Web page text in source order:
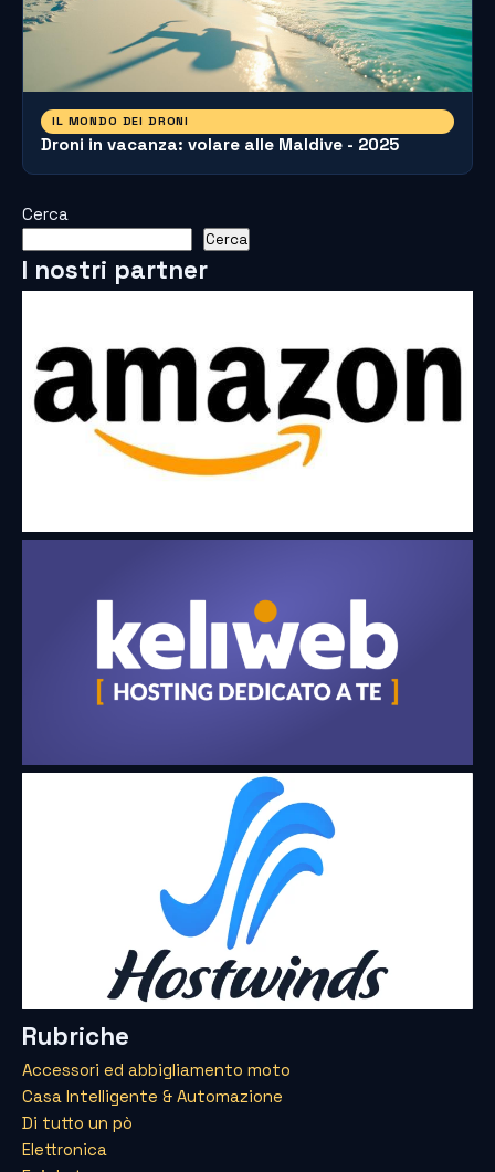
IL MONDO DEI DRONI
Droni in vacanza: volare alle Maldive - 2025
Cerca
Cerca
I nostri partner
Rubriche
Accessori ed abbigliamento moto
Casa Intelligente & Automazione
Di tutto un pò
Elettronica